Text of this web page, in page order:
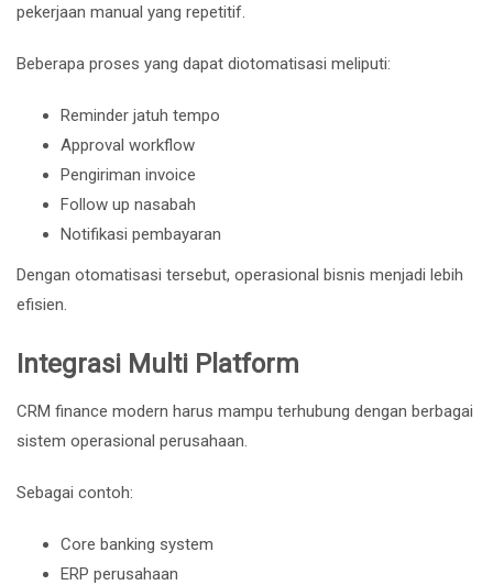
pekerjaan manual yang repetitif.
Beberapa proses yang dapat diotomatisasi meliputi:
Reminder jatuh tempo
Approval workflow
Pengiriman invoice
Follow up nasabah
Notifikasi pembayaran
Dengan otomatisasi tersebut, operasional bisnis menjadi lebih
efisien.
Integrasi Multi Platform
CRM finance modern harus mampu terhubung dengan berbagai
sistem operasional perusahaan.
Sebagai contoh:
Core banking system
ERP perusahaan